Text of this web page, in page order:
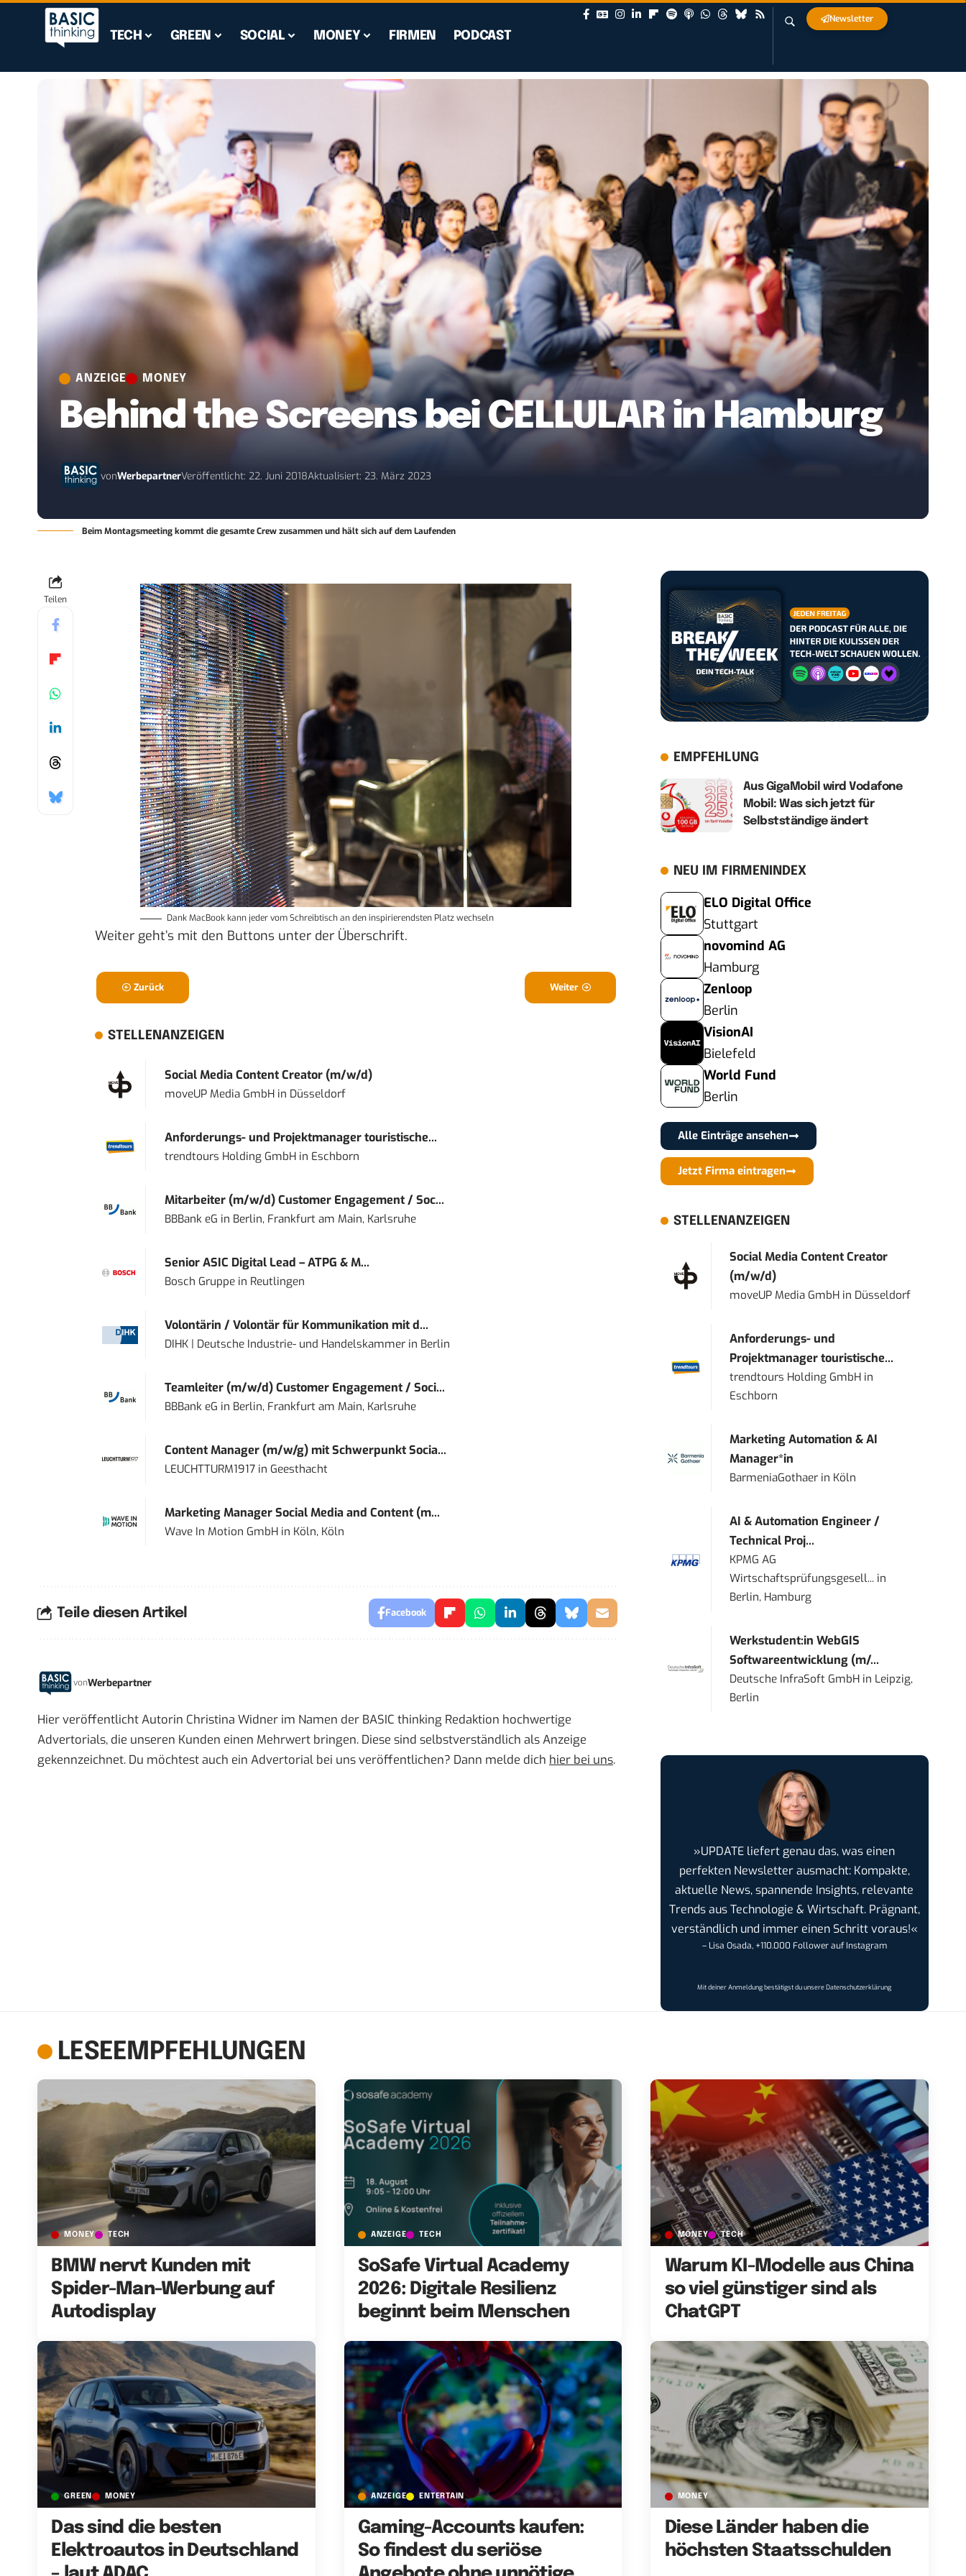
TECH GREEN SOCIAL MONEY FIRMEN PODCAST
Newsletter
ANZEIGE MONEY
Behind the Screens bei CELLULAR in Hamburg
vonWerbepartnerVeröffentlicht: 22. Juni 2018Aktualisiert: 23. März 2023
Beim Montagsmeeting kommt die gesamte Crew zusammen und hält sich auf dem Laufenden
Teilen
Dank MacBook kann jeder vom Schreibtisch an den inspirierendsten Platz wechseln
Weiter geht’s mit den Buttons unter der Überschrift.
Zurück Weiter
STELLENANZEIGEN
Social Media Content Creator (m/w/d)
moveUP Media GmbHin Düsseldorf
Anforderungs- und Projektmanager touristische...
trendtours Holding GmbHin Eschborn
Mitarbeiter (m/w/d) Customer Engagement / Soc...
BBBank eG in Berlin, Frankfurt am Main, Karlsruhe
Senior ASIC Digital Lead – ATPG & M...
Bosch Gruppein Reutlingen
Volontärin / Volontär für Kommunikation mit d...
DIHK | Deutsche Industrie- und Handelskammerin Berlin
Teamleiter (m/w/d) Customer Engagement / Soci...
BBBank eG in Berlin, Frankfurt am Main, Karlsruhe
Content Manager (m/w/g) mit Schwerpunkt Socia...
LEUCHTTURM1917in Geesthacht
Marketing Manager Social Media and Content (m...
Wave In Motion GmbHin Köln, Köln
Teile diesen Artikel Facebook
vonWerbepartner
Hier veröffentlicht Autorin Christina Widner im Namen der BASIC thinking Redaktion hochwertige
Advertorials, die unseren Kunden einen Mehrwert bringen. Diese sind selbstverständlich als Anzeige
gekennzeichnet. Du möchtest auch ein Advertorial bei uns veröffentlichen? Dann melde dich hier bei uns.
EMPFEHLUNG
Aus GigaMobil wird Vodafone
Mobil: Was sich jetzt für
Selbstständige ändert
NEU IM FIRMENINDEX
ELO Digital Office
Stuttgart
novomind AG
Hamburg
Zenloop
Berlin
VisionAI
Bielefeld
World Fund
Berlin
Alle Einträge ansehen
Jetzt Firma eintragen
STELLENANZEIGEN
Social Media Content Creator
(m/w/d)
moveUP Media GmbH in Düsseldorf
Anforderungs- und
Projektmanager touristische...
trendtours Holding GmbH in
Eschborn
Marketing Automation & AI
Manager*in
BarmeniaGothaer in Köln
AI & Automation Engineer /
Technical Proj...
KPMG AG
Wirtschaftsprüfungsgesell... in
Berlin, Hamburg
Werkstudent:in WebGIS
Softwareentwicklung (m/...
Deutsche InfraSoft GmbH in Leipzig,
Berlin
»UPDATE liefert genau das, was einen
perfekten Newsletter ausmacht: Kompakte,
aktuelle News, spannende Insights, relevante
Trends aus Technologie & Wirtschaft. Prägnant,
verständlich und immer einen Schritt voraus!«
– Lisa Osada, +110.000 Follower auf Instagram
Mit deiner Anmeldung bestätigst du unsereDatenschutzerklärung
LESEEMPFEHLUNGEN
MONEY TECH
BMW nervt Kunden mit
Spider-Man-Werbung auf
Autodisplay
ANZEIGE TECH
SoSafe Virtual Academy
2026: Digitale Resilienz
beginnt beim Menschen
MONEY TECH
Warum KI-Modelle aus China
so viel günstiger sind als
ChatGPT
GREEN MONEY
Das sind die besten
Elektroautos in Deutschland
ANZEIGE ENTERTAIN
Gaming-Accounts kaufen:
So findest du seriöse
MONEY
Diese Länder haben die
höchsten Staatsschulden